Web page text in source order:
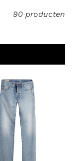
90 producten